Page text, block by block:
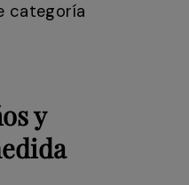
categoría
y